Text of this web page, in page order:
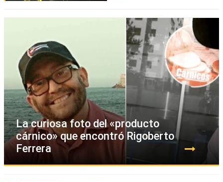
La curiosa foto del «producto
cárnico» que encontró Rigoberto
Ferrera